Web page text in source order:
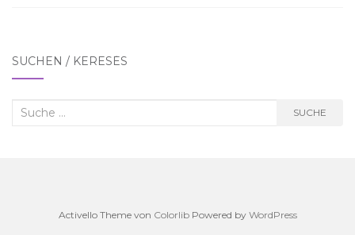
SUCHEN / KERESÉS
Suche
SUCHE
Activello Theme von ColorlibPowered by WordPress